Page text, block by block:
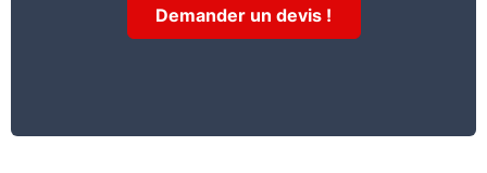
Demander un devis !